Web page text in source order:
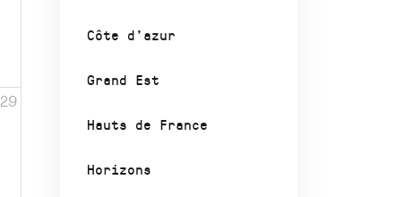
Côte d’azur
Grand Est
Hauts de France
Horizons
29